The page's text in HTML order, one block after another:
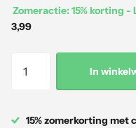
Zomeractie: 15% korting
3,99
In
15% zomerkorting met